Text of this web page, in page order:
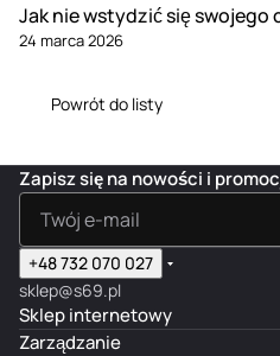
Jak nie wstydzić się swojego
24 marca 2026
Powrót do listy
Zapisz się na nowości i
+48 732 070 027
sklep@s69.pl
Sklep internetowy
Zarządzanie